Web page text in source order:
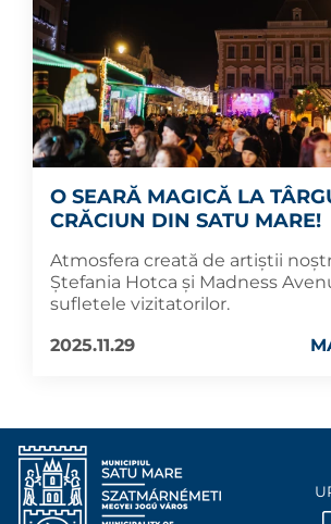
O SEARĂ MAGICĂ LA
CRĂCIUN DIN SATU MARE!
Atmosfera creată de artiștii
Ștefania Hotca și Madness
sufletele vizitatorilor.
2025.11.29